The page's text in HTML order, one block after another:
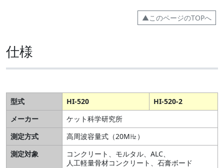
▲このページのTOPへ
仕様
型式 HI-520
HI-520-2
メーカー
ケット科学研究所
測定方式
高周波容量式（20M㎐）
測定対象
コンクリート、モルタル、ALC、
人工軽量骨材コンクリート、石膏ボード